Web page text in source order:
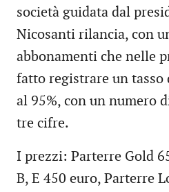
società guidata dal
Nicosanti rilancia, con
abbonamenti che nelle
fatto registrare un
al 95%, con un numero
tre cifre.
I prezzi: Parterre Gold
B, E 450 euro, Parterre